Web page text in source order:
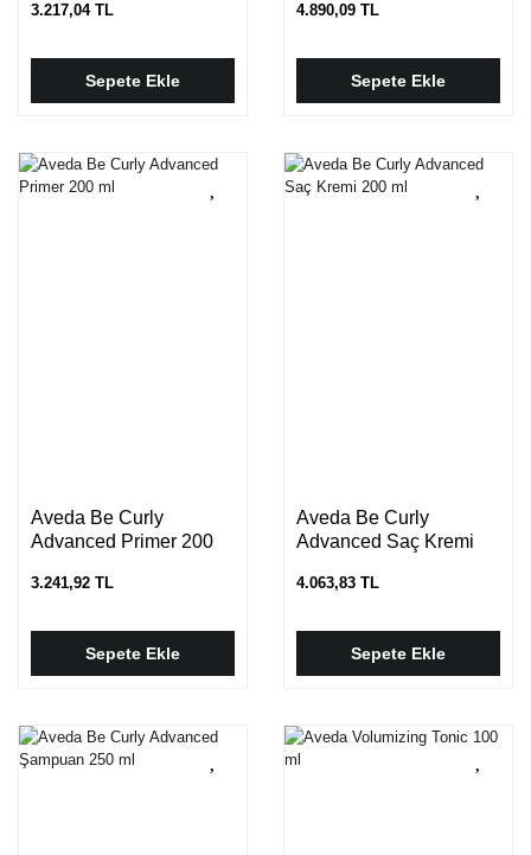
3.217,04 TL
Sepete Ekle
4.890,09 TL
Sepete Ekle
Aveda Be Curly
Advanced Primer 200
3.241,92 TL
Sepete Ekle
Aveda Be Curly
Advanced Saç Kremi
4.063,83 TL
Sepete Ekle